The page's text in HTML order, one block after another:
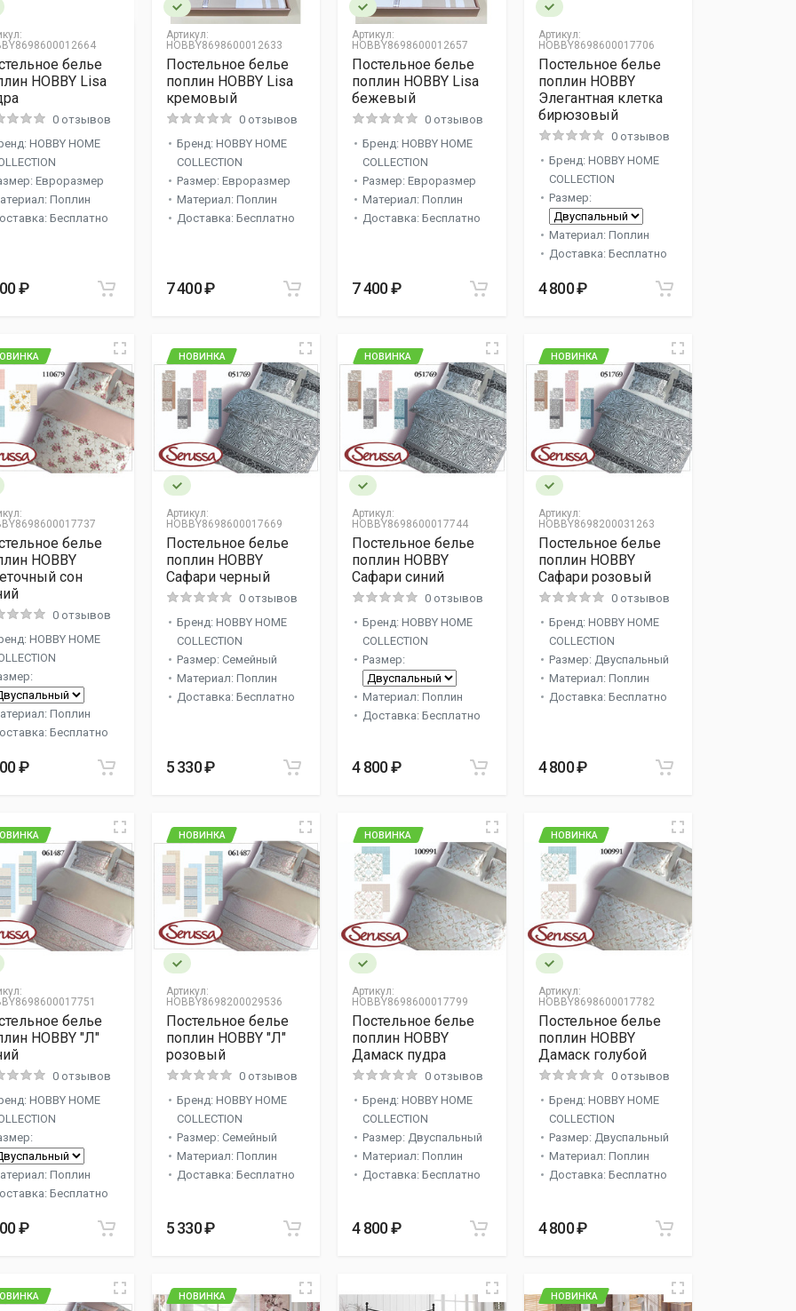
белье
HOBBY Lisa
0 отзывов
HOBBY HOME
Евроразмер
Поплин
Бесплатно
₽
Артикул:
HOBBY8698600012633
Постельное белье
поплин HOBBY Lisa
кремовый
0 отзывов
Бренд: HOBBY HOME
COLLECTION
Размер: Евроразмер
Материал: Поплин
Доставка: Бесплатно
7 400 ₽
Артикул:
HOBBY8698600012657
Постельное белье
поплин HOBBY Lisa
бежевый
0 отзывов
Бренд: HOBBY HOME
COLLECTION
Размер: Евроразмер
Материал: Поплин
Доставка: Бесплатно
7 400 ₽
Артикул:
HOBBY8698600017706
Постельное белье
поплин HOBBY
Элегантная клетка
бирюзовый
0 отзывов
Бренд: HOBBY HOME
COLLECTION
Размер:
Материал: Поплин
Доставка: Бесплатно
4 800 ₽
белье
HOBBY
сон
0 отзывов
HOBBY HOME
Поплин
Бесплатно
₽
Артикул:
HOBBY8698600017669
НОВИНКА
Постельное белье
поплин HOBBY
Сафари черный
0 отзывов
Бренд: HOBBY HOME
COLLECTION
Размер: Семейный
Материал: Поплин
Доставка: Бесплатно
5 330 ₽
Артикул:
HOBBY8698600017744
НОВИНКА
Постельное белье
поплин HOBBY
Сафари синий
0 отзывов
Бренд: HOBBY HOME
COLLECTION
Размер:
Материал: Поплин
Доставка: Бесплатно
4 800 ₽
Артикул:
HOBBY8698200031263
НОВИНКА
Постельное белье
поплин HOBBY
Сафари розовый
0 отзывов
Бренд: HOBBY HOME
COLLECTION
Размер: Двуспальный
Материал: Поплин
Доставка: Бесплатно
4 800 ₽
белье
HOBBY "Л"
0 отзывов
HOBBY HOME
Поплин
Бесплатно
₽
Артикул:
HOBBY8698200029536
НОВИНКА
Постельное белье
поплин HOBBY "Л"
розовый
0 отзывов
Бренд: HOBBY HOME
COLLECTION
Размер: Семейный
Материал: Поплин
Доставка: Бесплатно
5 330 ₽
Артикул:
HOBBY8698600017799
НОВИНКА
Постельное белье
поплин HOBBY
Дамаск пудра
0 отзывов
Бренд: HOBBY HOME
COLLECTION
Размер: Двуспальный
Материал: Поплин
Доставка: Бесплатно
4 800 ₽
Артикул:
HOBBY8698600017782
НОВИНКА
Постельное белье
поплин HOBBY
Дамаск голубой
0 отзывов
Бренд: HOBBY HOME
COLLECTION
Размер: Двуспальный
Материал: Поплин
Доставка: Бесплатно
4 800 ₽
НОВИНКА НОВИНКА